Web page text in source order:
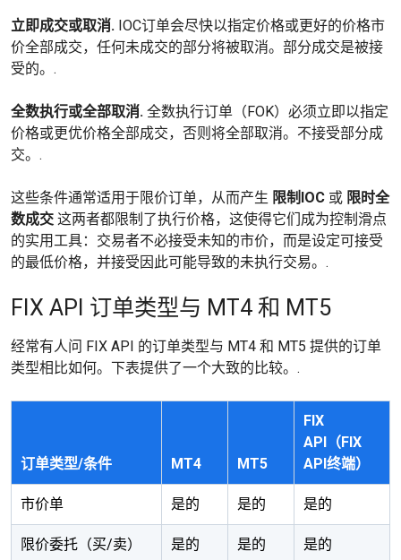
立即成交或取消. IOC订单会尽快以指定价格或更好的价格市
价全部成交，任何未成交的部分将被取消。部分成交是被接
受的。.
全数执行或全部取消. 全数执行订单（FOK）必须立即以指定
价格或更优价格全部成交，否则将全部取消。不接受部分成
交。.
这些条件通常适用于限价订单，从而产生 限制IOC 或 限时全
数成交 这两者都限制了执行价格，这使得它们成为控制滑点
的实用工具：交易者不必接受未知的市价，而是设定可接受
的最低价格，并接受因此可能导致的未执行交易。.
FIX API 订单类型与 MT4 和 MT5
经常有人问 FIX API 的订单类型与 MT4 和 MT5 提供的订单
类型相比如何。下表提供了一个大致的比较。.
订单类型/条件 MT4 MT5
FIX
API（FIX
API终端）
市价单 是的 是的 是的
限价委托（买/卖） 是的 是的 是的